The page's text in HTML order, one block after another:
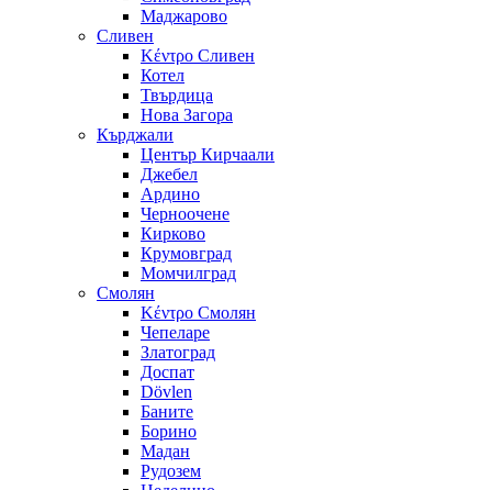
Маджарово
Сливен
Κέντρο Сливен
Котел
Твърдица
Нова Загора
Кърджали
Център Кирчаали
Джебел
Ардино
Черноочене
Кирково
Крумовград
Момчилград
Смолян
Κέντρο Смолян
Чепеларе
Златоград
Доспат
Dövlen
Баните
Борино
Мадан
Рудозем